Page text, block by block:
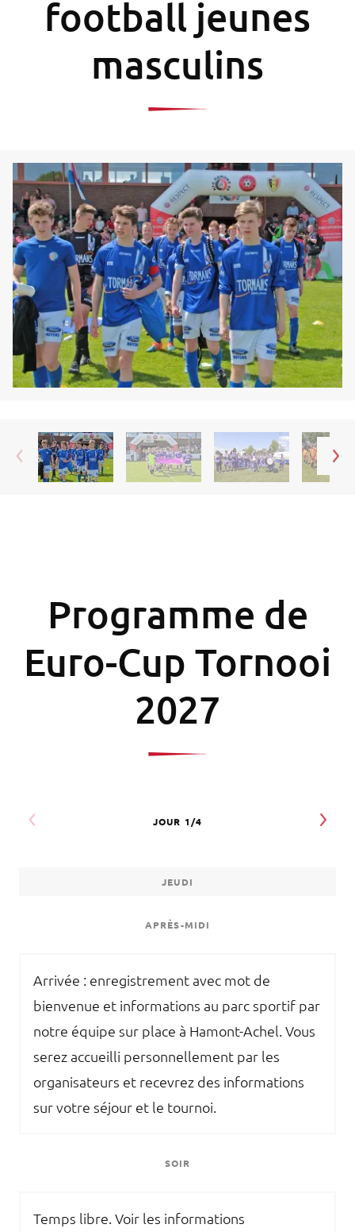
football jeunes
masculins
Programme de
Euro-Cup Tornooi
2027
JEUDI
APRÈS-MIDI
Arrivée : enregistrement avec mot de
bienvenue et informations au parc sportif par
notre équipe sur place à Hamont-Achel. Vous
serez accueilli personnellement par les
organisateurs et recevrez des informations
sur votre séjour et le tournoi.
SOIR
Temps libre. Voir les informations